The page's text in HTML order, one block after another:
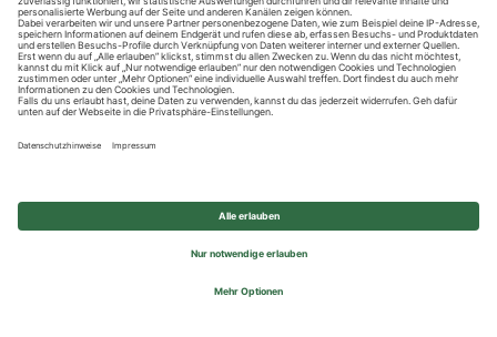
Impressum
Privatsphäre-Einstellungen
© 2026 REWE Group - All rights reserved